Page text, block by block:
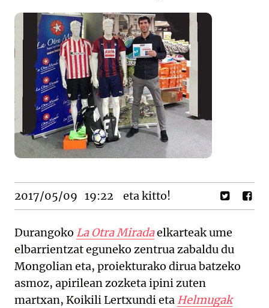
2017/05/09 19:22 eta kitto!
Durangoko La Otra Miradaelkarteak ume
elbarrientzat eguneko zentrua zabaldu du
Mongolian eta, proiekturako dirua batzeko
asmoz, apirilean zozketa ipini zuten
martxan, Koikili Lertxundi eta Helmugak